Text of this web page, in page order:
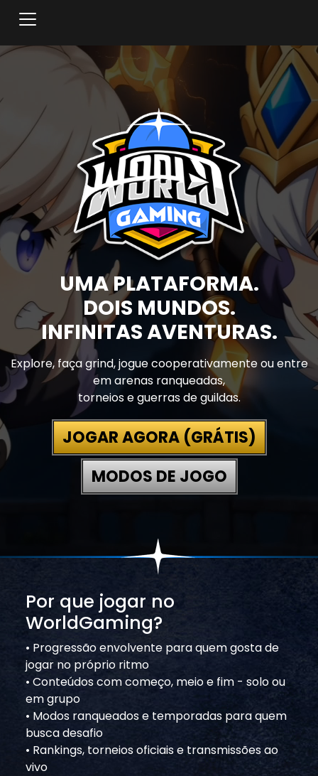
Toggle navigation
UMA PLATAFORMA.
DOIS MUNDOS.
INFINITAS AVENTURAS.
Explore, faça grind, jogue cooperativamente ou entre
em arenas ranqueadas,
torneios e guerras de guildas.
JOGAR AGORA (GRÁTIS)
MODOS DE JOGO
Por que jogar no
WorldGaming?
• Progressão envolvente para quem gosta de
jogar no próprio ritmo
• Conteúdos com começo, meio e fim - solo ou
em grupo
• Modos ranqueados e temporadas para quem
busca desafio
• Rankings, torneios oficiais e transmissões ao
vivo